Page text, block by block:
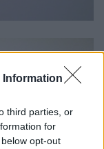
Information
third parties, or
for
opt-out